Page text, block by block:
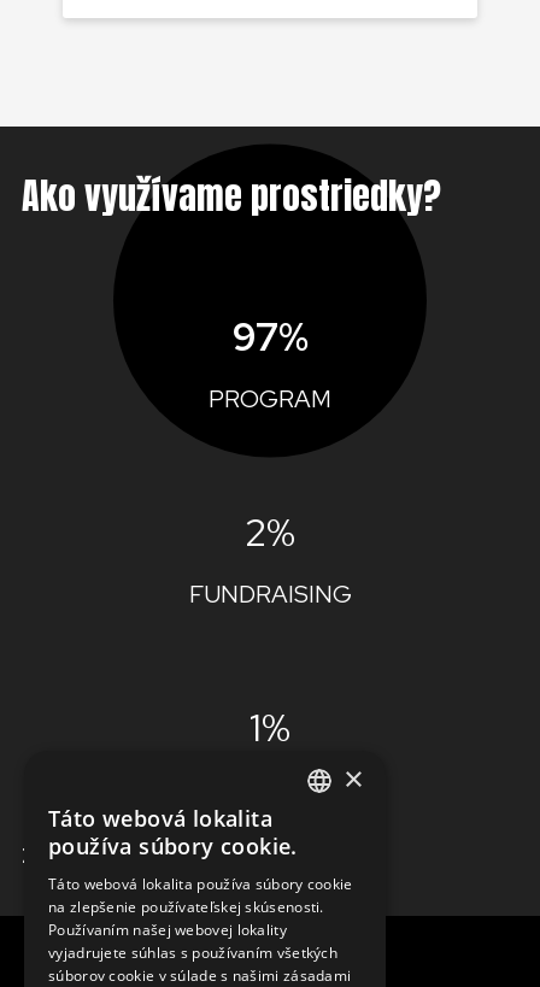
Ako využívame prostriedky?
97%
PROGRAM
2%
FUNDRAISING
1%
ADMINISTRÁCIA
ZISTIŤ VIAC
CZECH
FRENCH
×
Táto webová lokalita
používa súbory cookie.
Táto webová lokalita používa súbory cookie
na zlepšenie používateľskej skúsenosti.
Používaním našej webovej lokality
vyjadrujete súhlas s používaním všetkých
súborov cookie v súlade s našimi zásadami